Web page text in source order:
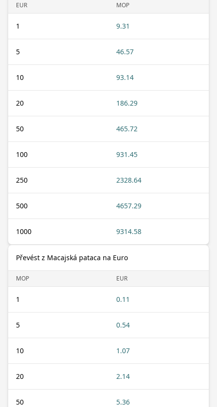
EUR MOP
1 9.31
5 46.57
10 93.14
20 186.29
50 465.72
100 931.45
250 2328.64
500 4657.29
1000 9314.58
Převést z Macajská pataca na Euro
MOP EUR
1 0.11
5 0.54
10 1.07
20 2.14
50 5.36